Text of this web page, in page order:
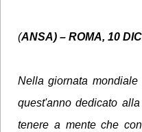
(ANSA) – ROMA, 10
Nella giornata
quest'anno dedicato
tenere a mente che